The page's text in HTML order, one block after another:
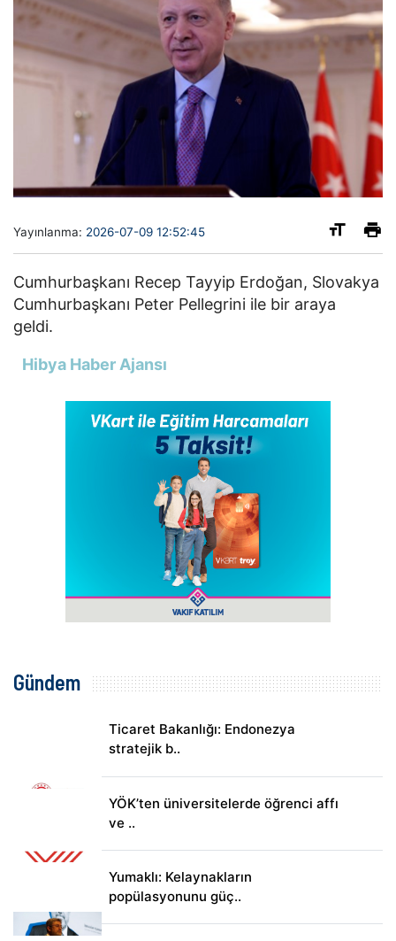
Yayınlanma: 2026-07-09 12:52:45
Cumhurbaşkanı Recep Tayyip Erdoğan, Slovakya
Cumhurbaşkanı Peter Pellegrini ile bir araya
geldi.
Hibya Haber Ajansı
Gündem
Ticaret Bakanlığı: Endonezya
stratejik b..
YÖK’ten üniversitelerde öğrenci affı
ve ..
Yumaklı: Kelaynakların
popülasyonunu güç..